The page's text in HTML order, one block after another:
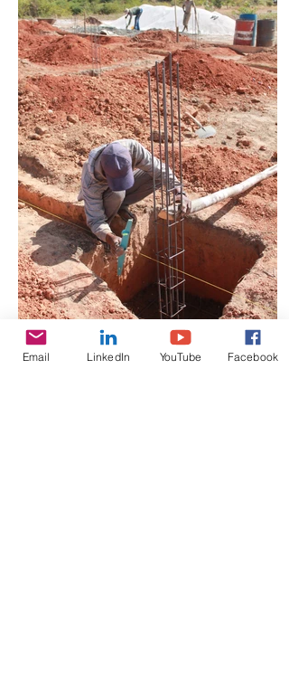
Email LinkedIn YouTube Facebook